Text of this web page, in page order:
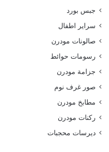
جبس بورد
سراير اطفال
صالونات مودرن
رسومات حوائط
جزامة مودرن
صور غرف نوم
مطابخ مودرن
ركنات مودرن
ديرسات محجبات